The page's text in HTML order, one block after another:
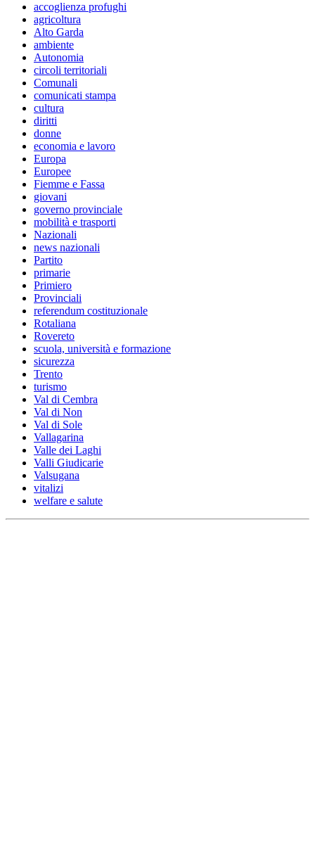
accoglienza profughi
agricoltura
Alto Garda
ambiente
Autonomia
circoli territoriali
Comunali
comunicati stampa
cultura
diritti
donne
economia e lavoro
Europa
Europee
Fiemme e Fassa
giovani
governo provinciale
mobilità e trasporti
Nazionali
news nazionali
Partito
primarie
Primiero
Provinciali
referendum costituzionale
Rotaliana
Rovereto
scuola, università e formazione
sicurezza
Trento
turismo
Val di Cembra
Val di Non
Val di Sole
Vallagarina
Valle dei Laghi
Valli Giudicarie
Valsugana
vitalizi
welfare e salute